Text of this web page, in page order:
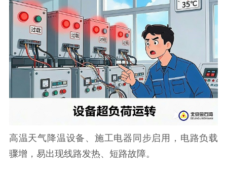
高温天气降温设备、施工电器同步启用，电路负载
骤增，易出现线路发热、短路故障。